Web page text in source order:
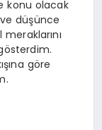
konu olacak
düşünce
göre